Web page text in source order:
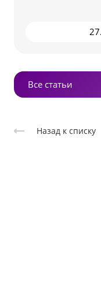
Все статьи
Назад к списку